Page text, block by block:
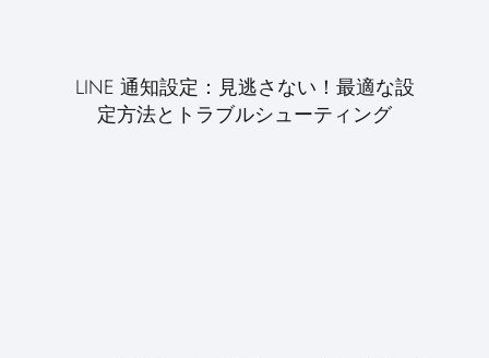
LINE 通知設定：見逃さない！最適な設
定方法とトラブルシューティング